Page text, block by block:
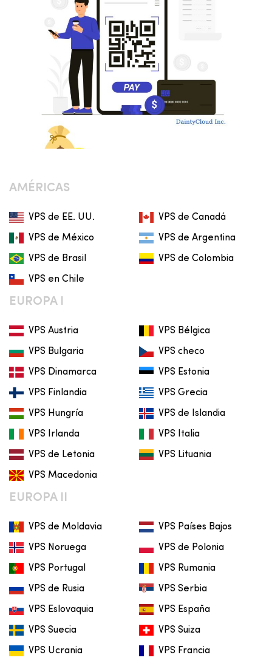
AMÉRICAS
VPS de EE. UU. VPS de Canadá
VPS de México VPS de Argentina
VPS de Brasil VPS de Colombia
VPS en Chile
EUROPA I
VPS Austria VPS Bélgica
VPS Bulgaria VPS checo
VPS Dinamarca VPS Estonia
VPS Finlandia VPS Grecia
VPS Hungría VPS de Islandia
VPS Irlanda VPS Italia
VPS de Letonia VPS Lituania
VPS Macedonia
EUROPA II
VPS de Moldavia VPS Países Bajos
VPS Noruega VPS de Polonia
VPS Portugal VPS Rumania
VPS de Rusia VPS Serbia
VPS Eslovaquia VPS España
VPS Suecia VPS Suiza
VPS Ucrania VPS Francia